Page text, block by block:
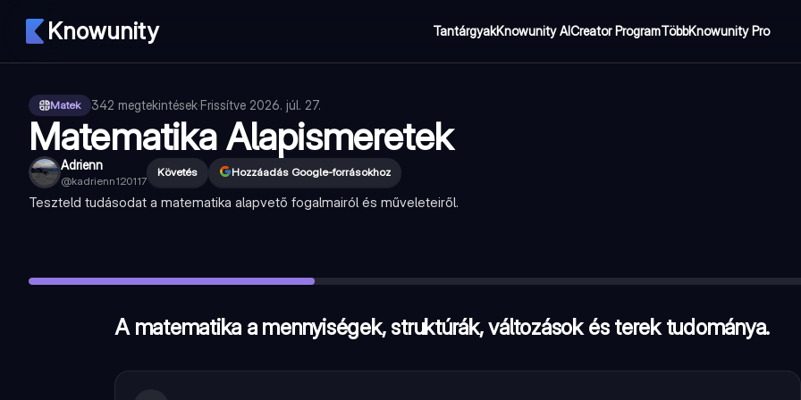
Knowunity TantárgyakKnowunity AICreator ProgramTöbbKnowunity Pro
Matek 342 megtekintések·Frissítve 2026. júl. 27.
Matematika Alapismeretek
Adrienn
@kadrienn120117
Követés Hozzáadás Google-forrásokhoz
Teszteld tudásodat a matematika alapvető fogalmairól és műveleteiről.
A matematika a mennyiségek, struktúrák, változások és terek tudománya.
Az összeadás a számok szorzását jelenti.—Hamis